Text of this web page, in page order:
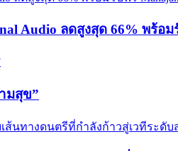
Audio ลดสูงสุด 66% พร้อ
มสุข”